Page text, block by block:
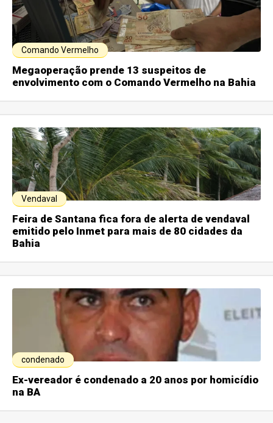
Comando Vermelho
Megaoperação prende 13 suspeitos de
envolvimento com o Comando Vermelho na Bahia
Vendaval
Feira de Santana fica fora de alerta de vendaval
emitido pelo Inmet para mais de 80 cidades da
Bahia
condenado
Ex-vereador é condenado a 20 anos por homicídio
na BA